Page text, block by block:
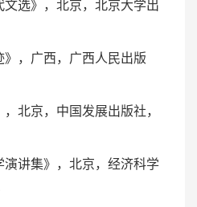
文选》，北京，北京大学出
》，广西，广西人民出版
北京， 中国发展出版社，
演讲集》，北京，经济科学